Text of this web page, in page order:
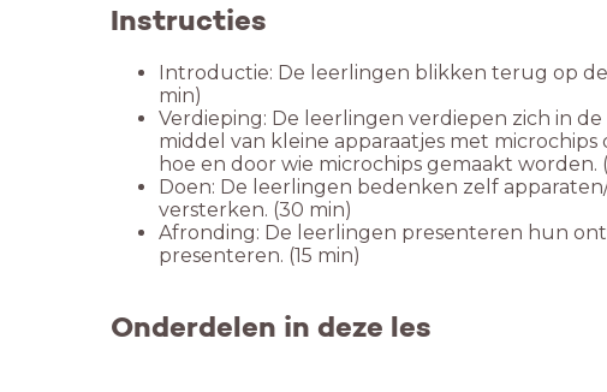
Instructies
Introductie: De leerlingen blikken terug op
min)
Verdieping: De leerlingen verdiepen zich in
middel van kleine apparaatjes met
hoe en door wie microchips gemaakt worden.
Doen: De leerlingen bedenken zelf
versterken. (30 min)
Afronding: De leerlingen presenteren hun
presenteren. (15 min)
Onderdelen in deze les